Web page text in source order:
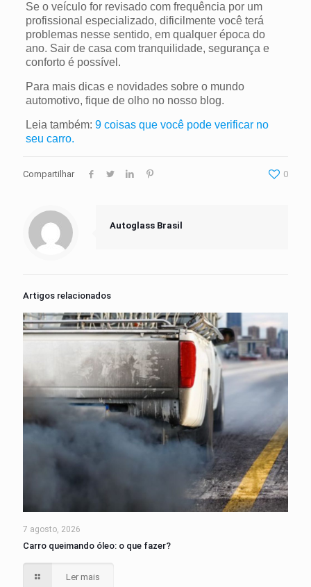
Se o veículo for revisado com frequência por um
profissional especializado, dificilmente você terá
problemas nesse sentido, em qualquer época do
ano. Sair de casa com tranquilidade, segurança e
conforto é possível.
Para mais dicas e novidades sobre o mundo
automotivo, fique de olho no nosso blog.
Leia também: 9 coisas que você pode verificar no
seu carro.
Compartilhar 0
Autoglass Brasil
Artigos relacionados
7 agosto, 2026
Carro queimando óleo: o que fazer?
Ler mais